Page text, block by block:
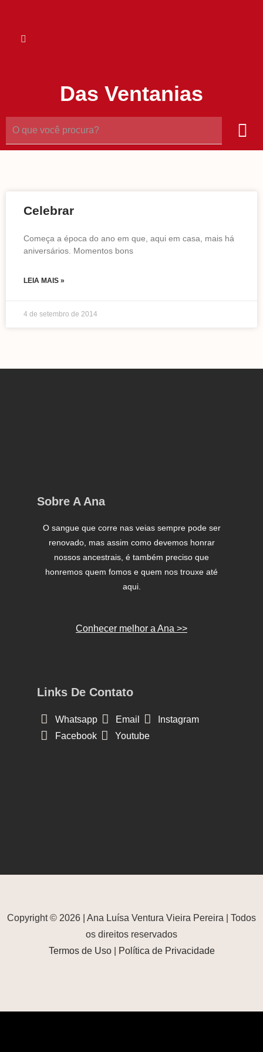
Das Ventanias
Celebrar
Começa a época do ano em que, aqui em casa, mais há
aniversários. Momentos bons
LEIA MAIS »
4 de setembro de 2014
Sobre A Ana
O sangue que corre nas veias sempre pode ser
renovado, mas assim como devemos honrar
nossos ancestrais, é também preciso que
honremos quem fomos e quem nos trouxe até
aqui.
Conhecer melhor a Ana >>
Links De Contato
Whatsapp Email
Instagram
Facebook
Youtube
Copyright © 2026 | Ana Luísa Ventura Vieira Pereira | Todos
os direitos reservados
Termos de Uso| Política de Privacidade